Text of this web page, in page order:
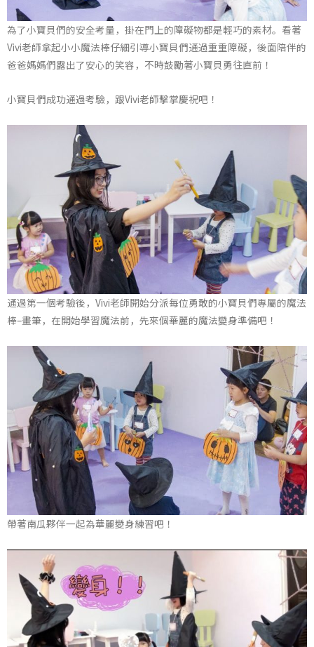
為了小寶貝們的安全考量，掛在門上的障礙物都是輕巧的素材。看著
Vivi老師拿起小小魔法棒仔細引導小寶貝們通過重重障礙，後面陪伴的
爸爸媽媽們露出了安心的笑容，不時鼓勵著小寶貝勇往直前！
小寶貝們成功通過考驗，跟Vivi老師擊掌慶祝吧！
通過第一個考驗後，Vivi老師開始分派每位勇敢的小寶貝們專屬的魔法
棒–畫筆，在開始學習魔法前，先來個華麗的魔法變身準備吧！
帶著南瓜夥伴一起為華麗變身練習吧！